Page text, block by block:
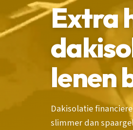
Extra
lenen
Dakisolatie
slimmer dan